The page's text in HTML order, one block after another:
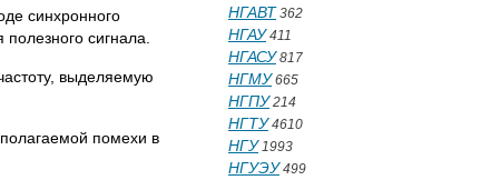
синхронного
сигнала.
выделяемую
помехи в
НГАВТ 362
НГАУ411
НГАСУ817
НГМУ665
НГПУ214
НГТУ4610
НГУ1993
НГУЭУ499